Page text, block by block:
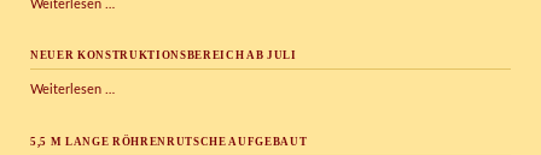
Weiterlesen …
ab
NEUER KONSTRUKTIONSBEREICH AB JULI
Weiterlesen …
Juli
5,5 M LANGE RÖHRENRUTSCHE AUFGEBAUT